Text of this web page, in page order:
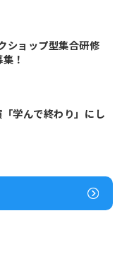
ショップ型集合研修
！
学んで終わり」にし